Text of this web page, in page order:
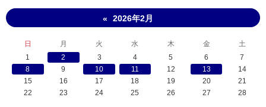
« 2026年2月
日 月 火 水 木 金
土
1
2 3 4 5 6
7
8
9 10 11 12 13
14
15
16 17 18 19 20
21
22
23 24 25 26 27 28